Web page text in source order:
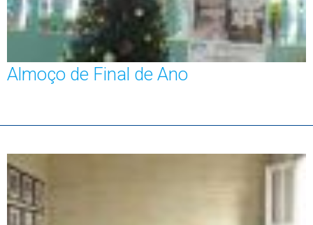
Almoço de Final de Ano